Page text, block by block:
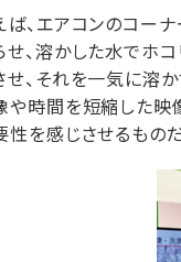
ば、エアコンのコー
せ、溶かした水でホ
せ、それを一気に溶
や時間を短縮した映
性を感じさせるもの